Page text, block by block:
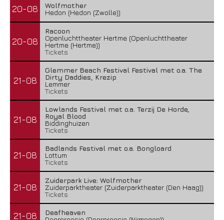
20-08
Wolfmother
Hedon (Hedon (Zwolle))
20-08
Racoon
Openluchttheater Hertme (Openluchttheater
Hertme (Hertme))
Tickets
21-08
Glemmer Beach Festival Festival met o.a. The
Dirty Daddies, Krezip
Lemmer
Tickets
21-08
Lowlands Festival met o.a. Terzij De Horde,
Royal Blood
Biddinghuizen
Tickets
21-08
Badlands Festival met o.a. Bongloard
Lottum
Tickets
21-08
Zuiderpark Live: Wolfmother
Zuiderparktheater (Zuiderparktheater (Den Haag))
Tickets
21-08
Deafheaven